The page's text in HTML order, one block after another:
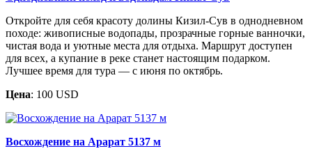
Откройте для себя красоту долины Кизил-Сув в однодневном
походе: живописные водопады, прозрачные горные ванночки,
чистая вода и уютные места для отдыха. Маршрут доступен
для всех, а купание в реке станет настоящим подарком.
Лучшее время для тура — с июня по октябрь.
Цена: 100 USD
Восхождение на Арарат 5137 м